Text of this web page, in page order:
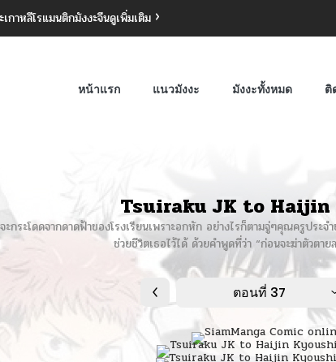
เกาหลีโรแมนติกมังงะจีนดูเพิ่มเติม
หน้าแรก แนวมังงะ มังงะทั้งหมด ติ
Tsuiraku JK to Haijin
ะกระโดดจากดาดฟ้าของโรงเรียนเพราะอกหัก อย่างไรก็ตามจู่ๆคุณครูป
ช่วยชีวิตเธอไว้ได้ ด้วยคำพูดที่ว่า “ก่อนจะฆ่าตัวตา
ตอนที่ 37